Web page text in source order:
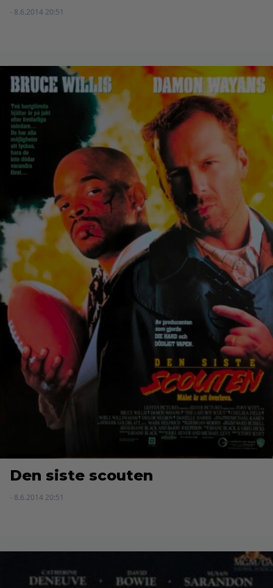
- 8.6.2014 20:51
Den siste scouten
- 8.6.2014 20:51